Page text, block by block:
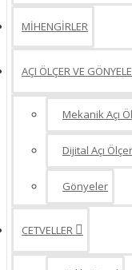
MİHENGİRLER
AÇI ÖLÇER VE
Mekanik Açı
Dijital Açı
Gönyeler
CETVELLER